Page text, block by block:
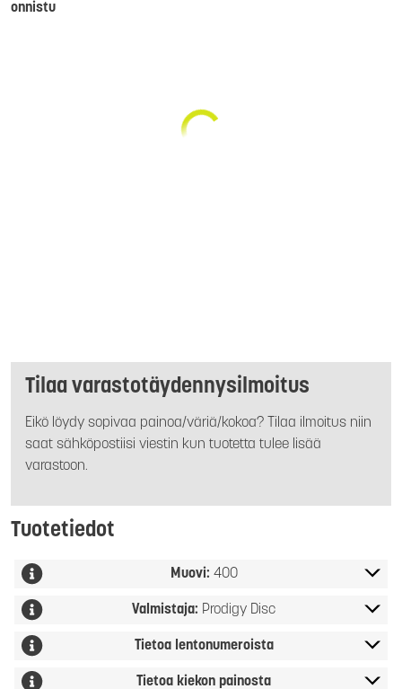
onnistu
Tilaa varastotäydennysilmoitus
Eikö löydy sopivaa painoa/väriä/kokoa? Tilaa ilmoitus niin
saat sähköpostiisi viestin kun tuotetta tulee lisää
varastoon.
Tuotetiedot
Muovi: 400
Valmistaja: Prodigy Disc
Tietoa lentonumeroista
Tietoa kiekon painosta